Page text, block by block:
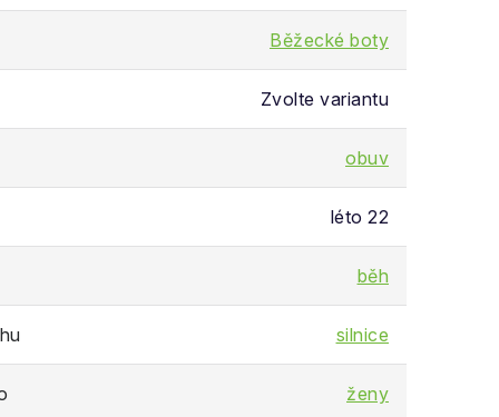
Běžecké boty
Zvolte variantu
obuv
léto 22
běh
silnice
ženy